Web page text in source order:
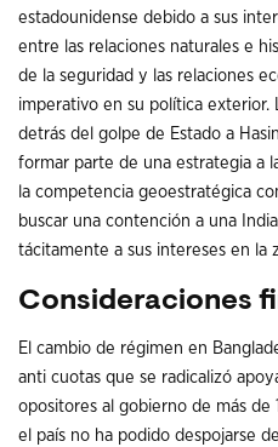
estadounidense debido a sus
entre las relaciones naturales e
de la seguridad y las relaciones
imperativo en su política exterior.
detrás del golpe de Estado a
formar parte de una estrategia a
la competencia geoestratégica
buscar una contención a una
tácitamente a sus intereses en la
Consideraciones
El cambio de régimen en
anti cuotas que se radicalizó
opositores al gobierno de más de
el país no ha podido despojarse